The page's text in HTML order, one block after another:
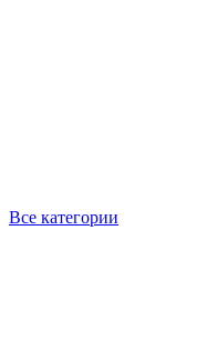
Все категории